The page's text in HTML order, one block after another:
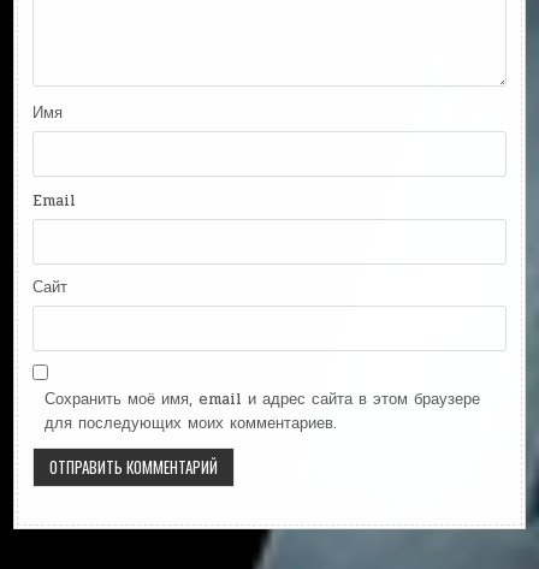
Имя
Email
Сайт
Сохранить моё имя, email и адрес сайта в этом браузере
для последующих моих комментариев.